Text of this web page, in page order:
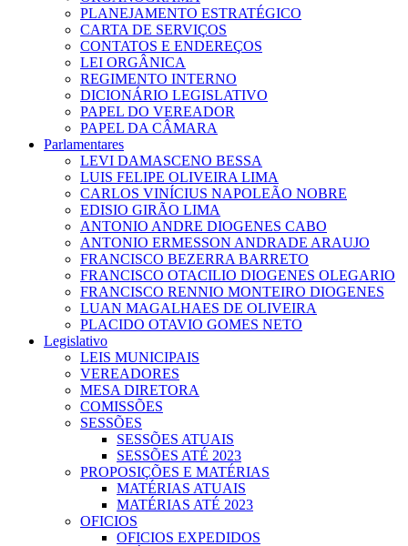
PLANEJAMENTO ESTRATÉGICO
CARTA DE SERVIÇOS
CONTATOS E ENDEREÇOS
LEI ORGÂNICA
REGIMENTO INTERNO
DICIONÁRIO LEGISLATIVO
PAPEL DO VEREADOR
PAPEL DA CÂMARA
Parlamentares
LEVI DAMASCENO BESSA
LUIS FELIPE OLIVEIRA LIMA
CARLOS VINÍCIUS NAPOLEÃO NOBRE
EDISIO GIRÃO LIMA
ANTONIO ANDRE DIOGENES CABO
ANTONIO ERMESSON ANDRADE ARAUJO
FRANCISCO BEZERRA BARRETO
FRANCISCO OTACILIO DIOGENES OLEGARIO
FRANCISCO RENNIO MONTEIRO DIOGENES
LUAN MAGALHAES DE OLIVEIRA
PLACIDO OTAVIO GOMES NETO
Legislativo
LEIS MUNICIPAIS
VEREADORES
MESA DIRETORA
COMISSÕES
SESSÕES
SESSÕES ATUAIS
SESSÕES ATÉ 2023
PROPOSIÇÕES E MATÉRIAS
MATÉRIAS ATUAIS
MATÉRIAS ATÉ 2023
OFICIOS
OFICIOS EXPEDIDOS